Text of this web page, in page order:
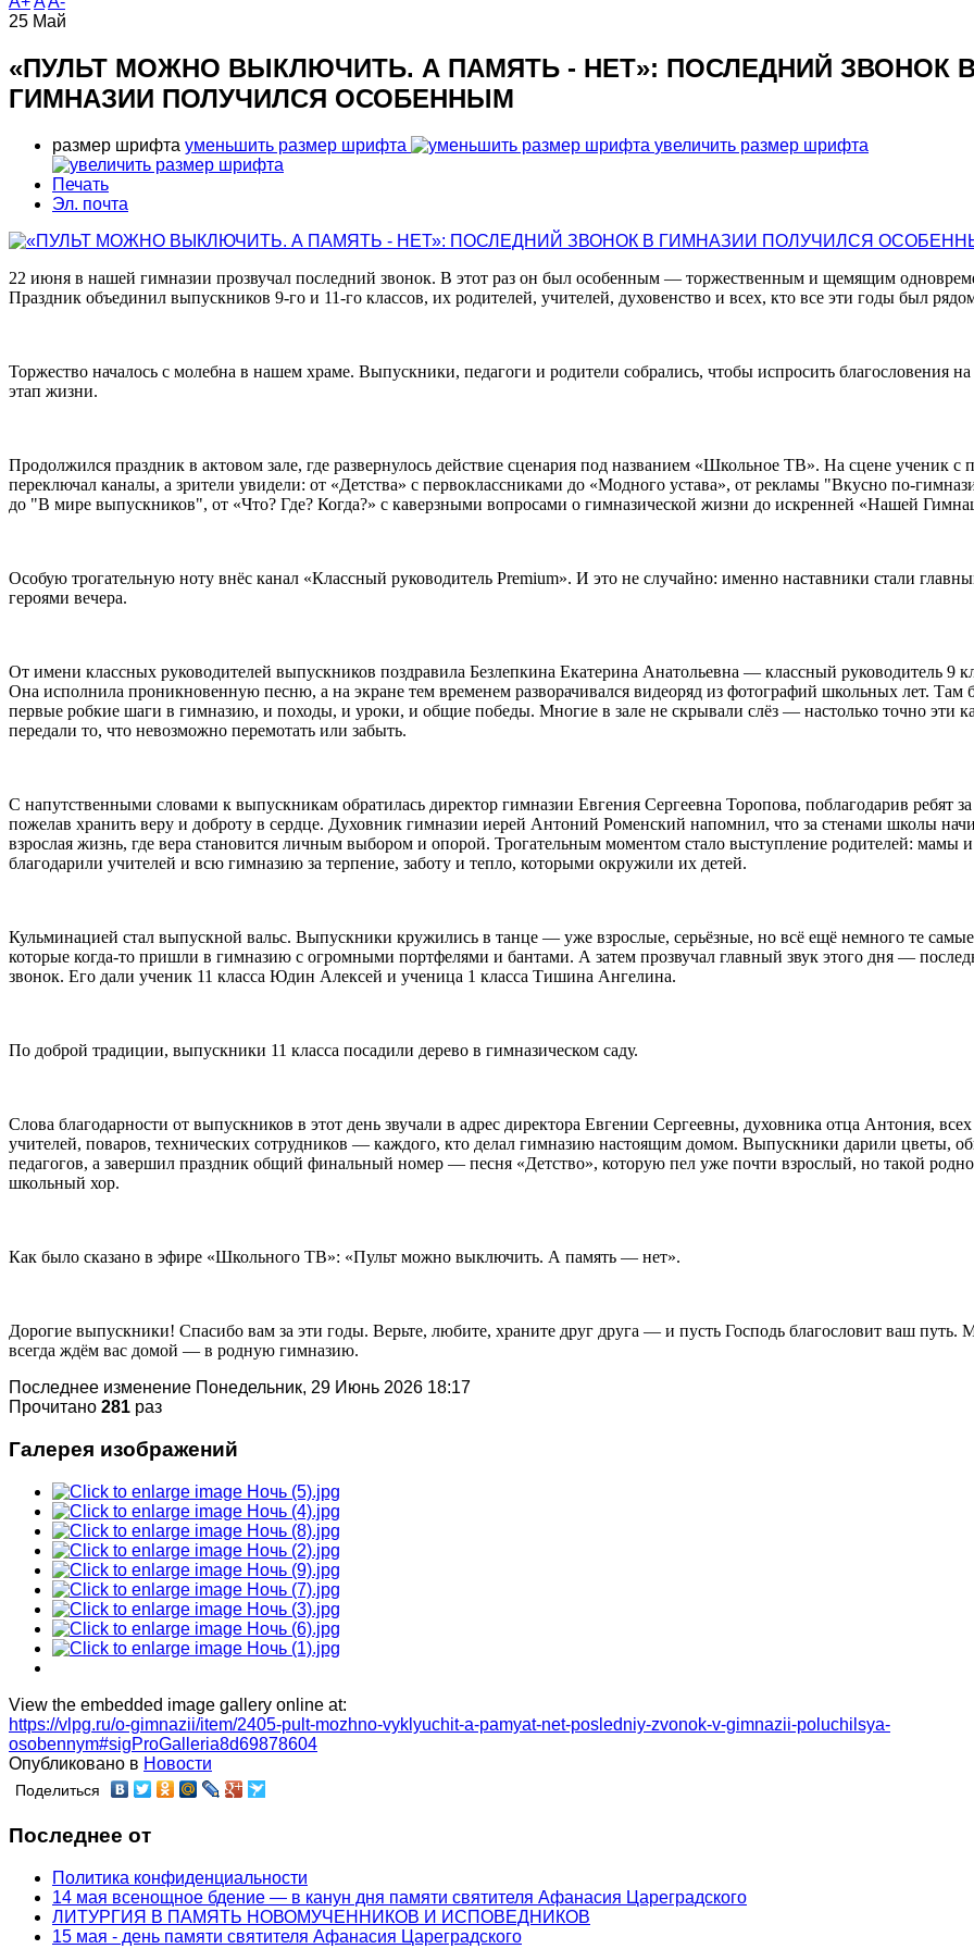
25 Май
«ПУЛЬТ МОЖНО ВЫКЛЮЧИТЬ. А ПАМЯТЬ - НЕТ»: ПОСЛЕДНИЙ ЗВОНОК
ГИМНАЗИИ ПОЛУЧИЛСЯ ОСОБЕННЫМ
размер шрифта уменьшить размер шрифта увеличить размер шрифта
Печать
Эл. почта
22 июня в нашей гимназии прозвучал последний звонок. В этот раз он был особенным — торжественным и щемящим
Праздник объединил выпускников 9-го и 11-го классов, их родителей, учителей, духовенство и всех, кто все эти годы был
Торжество началось с молебна в нашем храме. Выпускники, педагоги и родители собрались, чтобы испросить благословения
этап жизни.
Продолжился праздник в актовом зале, где развернулось действие сценария под названием «Школьное ТВ». На сцене ученик с
переключал каналы, а зрители увидели: от «Детства» с первоклассниками до «Модного устава», от рекламы "Вкусно по-
до "В мире выпускников", от «Что? Где? Когда?» с каверзными вопросами о гимназической жизни до искренней «Нашей
Особую трогательную ноту внёс канал «Классный руководитель Premium». И это не случайно: именно наставники стали
героями вечера.
От имени классных руководителей выпускников поздравила Безлепкина Екатерина Анатольевна — классный руководитель 9
Она исполнила проникновенную песню, а на экране тем временем разворачивался видеоряд из фотографий школьных лет. Там
первые робкие шаги в гимназию, и походы, и уроки, и общие победы. Многие в зале не скрывали слёз — настолько точно эти
передали то, что невозможно перемотать или забыть.
С напутственными словами к выпускникам обратилась директор гимназии Евгения Сергеевна Торопова, поблагодарив ребят за
пожелав хранить веру и доброту в сердце. Духовник гимназии иерей Антоний Роменский напомнил, что за стенами школы
взрослая жизнь, где вера становится личным выбором и опорой. Трогательным моментом стало выступление родителей: мамы
благодарили учителей и всю гимназию за терпение, заботу и тепло, которыми окружили их детей.
Кульминацией стал выпускной вальс. Выпускники кружились в танце — уже взрослые, серьёзные, но всё ещё немного те
которые когда-то пришли в гимназию с огромными портфелями и бантами. А затем прозвучал главный звук этого дня —
звонок. Его дали ученик 11 класса Юдин Алексей и ученица 1 класса Тишина Ангелина.
По доброй традиции, выпускники 11 класса посадили дерево в гимназическом саду.
Слова благодарности от выпускников в этот день звучали в адрес директора Евгении Сергеевны, духовника отца Антония, всех
учителей, поваров, технических сотрудников — каждого, кто делал гимназию настоящим домом. Выпускники дарили цветы,
педагогов, а завершил праздник общий финальный номер — песня «Детство», которую пел уже почти взрослый, но такой
школьный хор.
Как было сказано в эфире «Школьного ТВ»: «Пульт можно выключить. А память — нет».
Дорогие выпускники! Спасибо вам за эти годы. Верьте, любите, храните друг друга — и пусть Господь благословит ваш путь.
всегда ждём вас домой — в родную гимназию.
Последнее изменение Понедельник, 29 Июнь 2026 18:17
Прочитано 281 раз
Галерея изображений
View the embedded image gallery online at:
https://vlpg.ru/o-gimnazii/item/2405-pult-mozhno-vyklyuchit-a-pamyat-net-posledniy-zvonok-v-gimnazii-poluchilsya-
osobennym#sigProGalleria8d69878604
Опубликовано в Новости
Поделиться
Последнее от
Политика конфиденциальности
14 мая всенощное бдение — в канун дня памяти святителя Афанасия Цареградского
ЛИТУРГИЯ В ПАМЯТЬ НОВОМУЧЕННИКОВ И ИСПОВЕДНИКОВ
15 мая - день памяти святителя Афанасия Цареградского